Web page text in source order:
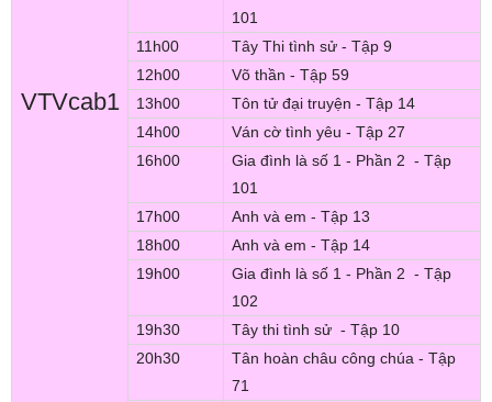
VTVcab1
101
11h00
Tây Thi tình sử - Tập 9
12h00
Võ thần - Tập 59
13h00
Tôn tử đại truyện - Tập 14
14h00
Ván cờ tình yêu - Tập 27
16h00
Gia đình là số 1 - Phần 2 - Tập
101
17h00
Anh và em - Tập 13
18h00
Anh và em - Tập 14
19h00
Gia đình là số 1 - Phần 2 - Tập
102
19h30
Tây thi tình sử - Tập 10
20h30
Tân hoàn châu công chúa - Tập
71